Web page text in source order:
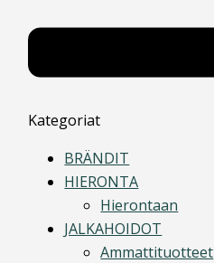
Kategoriat
BRÄNDIT
HIERONTA
Hierontaan
JALKAHOIDOT
Ammattituotteet